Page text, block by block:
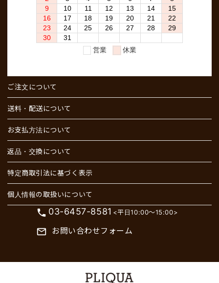
ご注文について
送料・配送について
お支払方法について
返品・交換について
特定商取引法に基づく表示
個人情報の取扱いについて
phone 03-6457-8581 <平日10:00～15:00>
mail_outline お問い合わせフォーム